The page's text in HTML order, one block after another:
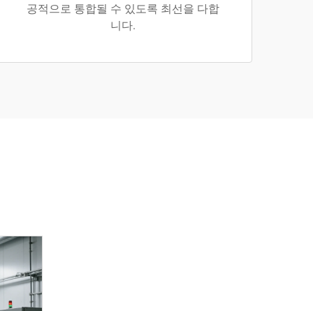
공적으로 통합될 수 있도록 최선을 다합
니다.